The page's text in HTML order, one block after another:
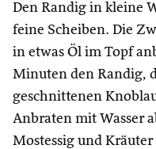
Den Randig in kleine
feine Scheiben. Die
in etwas Öl im Topf
Minuten den Randig,
geschnittenen
Anbraten mit Wasser
Mostessig und